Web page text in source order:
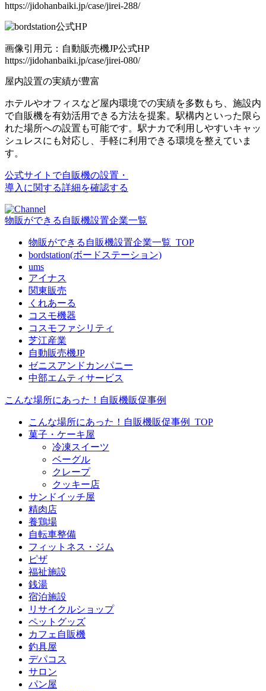
https://jidohanbaiki.jp/case/jirei-288/
画像引用元：自動販売機JP公式HP
https://jidohanbaiki.jp/case/jirei-080/
屋内設置の実績が豊富
ホテルやオフィスなど屋内環境での実績を多数 もち、施設内
で自販機を有効活用できる方法を提案。駅構内といった限ら
れた場所への設置も可能です。駅ナカで利用しやすいキャッ
シュレスにも対応し、手軽に利用できる環境を整えていま
す。
公式サイトで自販機の設置・
導入に関する詳細を確認する
物販ができる自販機設置企業一覧
物販ができる自販機設置企業一覧_TOP
bordstation(ボードステーション)
ums
アイナス
関東販売
くれあーる
コスモ機器
コスモファシリティ
芝江産業
自動販売機JP
ゼニスアンドカンパニー
中部エムティサービス
こんな場所にあった！自販機販促事例
こんな場所にあった！自販機販促事例_TOP
菓子・ケーキ屋
冷凍スイーツ
ベーグル
クレープ
クッキー店
サンドイッチ屋
精肉店
養鶏場
自転車整備
フィットネス・ジム
ピザ
福祉施設
銭湯
宿泊施設
リサイクルショップ
ペットグッズ
カフェ自販機
釣具屋
デパコス
サロン
パン屋